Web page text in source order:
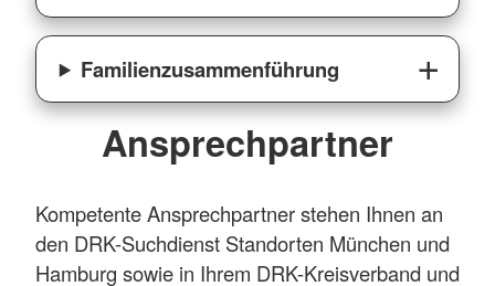
Familienzusammenführung
Ansprechpartner
Kompetente Ansprechpartner stehen Ihnen an
den DRK-Suchdienst Standorten München und
Hamburg sowie in Ihrem DRK-Kreisverband und